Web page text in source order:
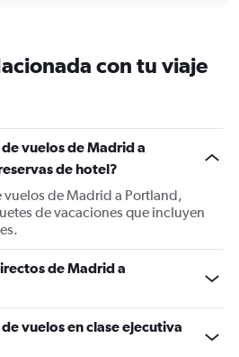
con tu viaje
vuelos de Madrid a
de hotel?
vuelos de Madrid a Portland,
de vacaciones que incluyen
de Madrid a
vuelos en clase ejecutiva